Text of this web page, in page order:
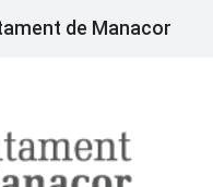
de Manacor